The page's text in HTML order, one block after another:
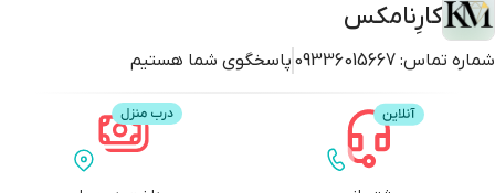
کارِنامکس
شماره تماس: 09336015667 پاسخگوی شما هستیم